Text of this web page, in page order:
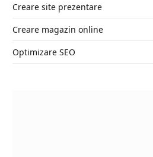
Creare site prezentare
Creare magazin online
Optimizare SEO